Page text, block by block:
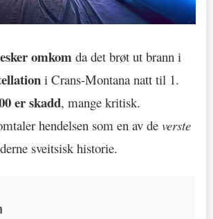
omkom da det brøt ut brann i
i Crans-Montana natt til 1.
er skadd, mange kritisk.
hendelsen som en av de verste
sveitsisk historie.